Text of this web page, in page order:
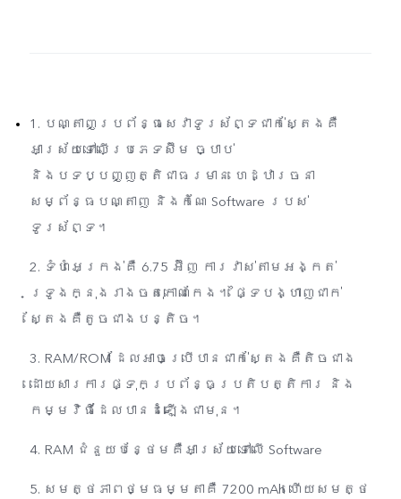
1. បណ្តាញប្រព័ន្ធសេវាទូរស័ព្ទជាក់ស្តែងគឺ
អាស្រ័យទៅលើប្រភេទស៊ីម ច្បាប់
និងបទប្បញ្ញត្តិជាធរមាន ហេដ្ឋារចនា
សម្ព័ន្ធបណ្តាញ និងកំណែ Software របស់
ទូរស័ព្ទ។
2. ទំហំអេក្រង់គឺ 6.75 អ៊ីញ ការវាស់តាមអង្កត់
ទ្រូងក្នុងរាងចតុកោណកែង។ ផ្ទៃបង្ហាញជាក់
ស្តែងគឺតូចជាងបន្តិច។
3. RAM/ROM ដែលអាចប្រើបានជាក់ស្តែងគឺតិចជាង
ដោយសារការផ្ទុកប្រព័ន្ធប្រតិបត្តិការ និង
កម្មវិធីដែលបានដំឡើងជាមុន។
4. RAM ជំនួយបន្ថែមគឺអាស្រ័យទៅលើ Software
5. សមត្ថភាពថ្មធម្មតាគឺ 7200 mAh ហើយសមត្ថ